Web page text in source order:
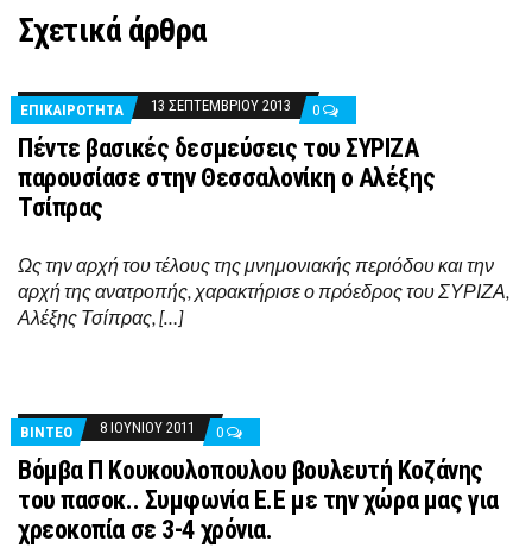
Σχετικά άρθρα
ΕΠΙΚΑΙΡΟΤΗΤΑ 13 ΣΕΠΤΕΜΒΡΊΟΥ 2013 0
Πέντε βασικές δεσμεύσεις του ΣΥΡΙΖΑ
παρουσίασε στην Θεσσαλονίκη ο Αλέξης
Τσίπρας
Ως την αρχή του τέλους της μνημονιακής περιόδου και την
αρχή της ανατροπής, χαρακτήρισε ο πρόεδρος του ΣΥΡΙΖΑ,
Αλέξης Τσίπρας, […]
ΒΊΝΤΕΟ 8 ΙΟΥΝΊΟΥ 2011 0
Βόμβα Π Κουκουλοπουλου βουλευτή Κοζάνης
του πασοκ.. Συμφωνία Ε.Ε με την χώρα μας για
χρεοκοπία σε 3-4 χρόνια.